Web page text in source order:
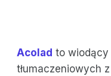
Acolad to wiodący
tłumaczeniowych